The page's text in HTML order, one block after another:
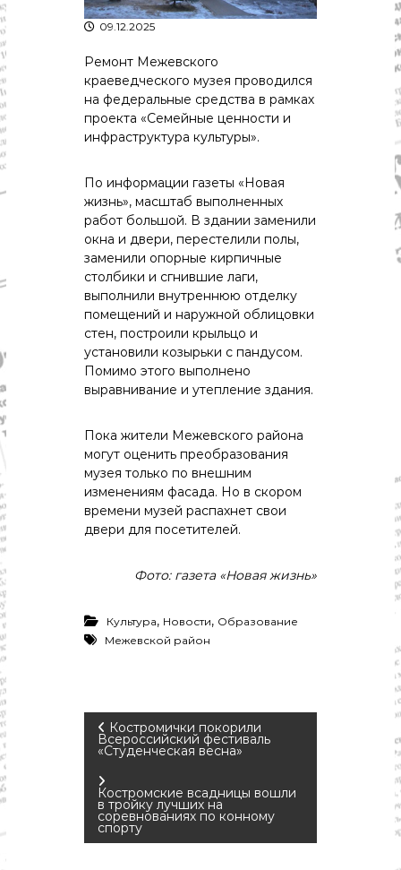
р
д
а
"
К
т
р
о
и
т
р
о
м
с
й
о
б
л
а
и
.
в
о
с
,
л
и
,
э
к
н
о
м
09.12.2025
Ремонт Межевского
краеведческого музея проводился
на федеральные средства в рамках
проекта «Семейные ценности и
инфраструктура культуры».
По информации газеты «Новая
жизнь», масштаб выполненных
работ большой. В здании заменили
окна и двери, перестелили полы,
заменили опорные кирпичные
столбики и сгнившие лаги,
выполнили внутреннюю отделку
помещений и наружной облицовки
стен, построили крыльцо и
установили козырьки с пандусом.
Помимо этого выполнено
выравнивание и утепление здания.
Пока жители Межевского района
могут оценить преобразования
музея только по внешним
изменениям фасада. Но в скором
времени музей распахнет свои
двери для посетителей.
Фото: газета «Новая жизнь»
Культура, Новости, Образование
Межевской район
Н
а
в
и
Костромички покорили
Всероссийский фестиваль
«Студенческая весна»
Костромские всадницы вошли
в тройку лучших на
соревнованиях по конному
спорту